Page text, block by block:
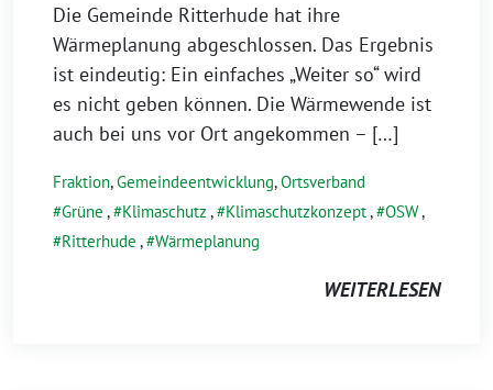
Die Gemeinde Ritterhude hat ihre
Wärmeplanung abgeschlossen. Das Ergebnis
ist eindeutig: Ein einfaches „Weiter so“ wird
es nicht geben können. Die Wärmewende ist
auch bei uns vor Ort angekommen – […]
Fraktion,Gemeindeentwicklung,Ortsverband
Grüne , Klimaschutz , Klimaschutzkonzept, OSW,
Ritterhude , Wärmeplanung
WEITERLESEN